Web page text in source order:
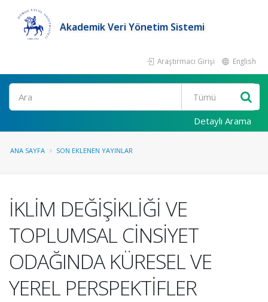
Akademik Veri Yönetim Sistemi
Araştırmacı Girişi English
Ara
Detaylı Arama
ANA SAYFA SON EKLENEN YAYINLAR
İKLİM DEĞİŞİKLİĞİ VE
TOPLUMSAL CİNSİYET
ODAĞINDA KÜRESEL VE
YEREL PERSPEKTİFLER